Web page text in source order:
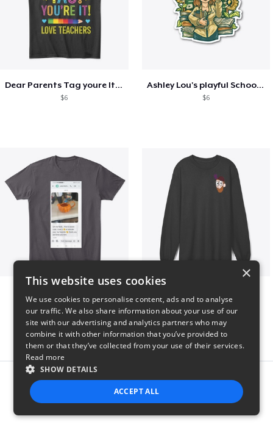
Dear Parents Tag youre It Love Teachers
$6
Ashley Lou's playful School🏠 Collection
$6
$24 $36
Report this product
×
This website uses cookies
We use cookies to personalise content, ads and to analyse
our traffic. We also share information about your use of our
site with our advertising and analytics partners who may
combine it with other information that you’ve provided to
them or that they’ve collected from your use of their services.
Read more
SHOW DETAILS
ACCEPT ALL
STRICTLY NECESSARY PERFORMANCE